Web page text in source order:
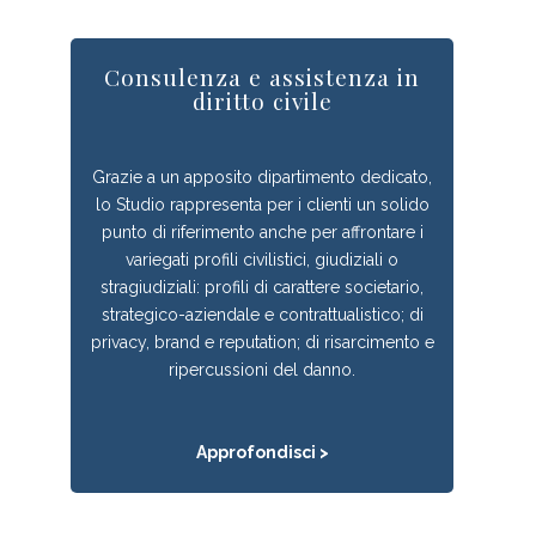
Consulenza e assistenza in
diritto civile
Grazie a un apposito dipartimento dedicato,
lo Studio rappresenta per i clienti un solido
punto di riferimento anche per affrontare i
variegati profili civilistici, giudiziali o
stragiudiziali: profili di carattere societario,
strategico-aziendale e contrattualistico; di
privacy, brand e reputation; di risarcimento e
ripercussioni del danno.
Approfondisci >